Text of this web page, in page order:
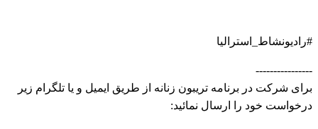
#رادیونشاط_استرالیا
----------------
برای شرکت در برنامه تریبون زنانه از طریق ایمیل و یا تلگرام زیر
درخواست خود را ارسال نمائید: